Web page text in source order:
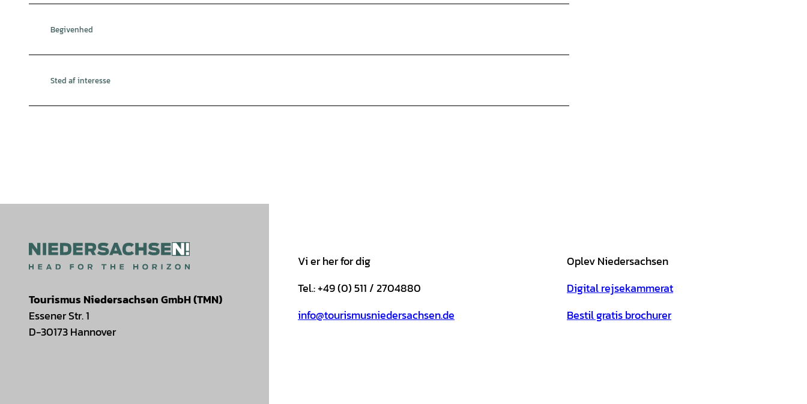
Begivenhed
Sted af interesse
Tourismus Niedersachsen GmbH (TMN)
Essener Str. 1
D-30173 Hannover
Vi er her for dig
Tel.: +49 (0) 511 / 2704880
info@tourismusniedersachsen.de
Oplev Niedersachsen
Digital rejsekammerat
Bestil gratis brochurer